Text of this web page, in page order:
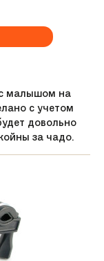
малышом на
с учетом
довольно
за чадо.